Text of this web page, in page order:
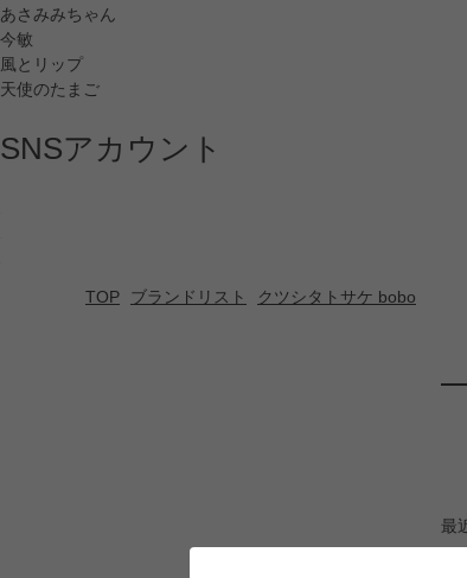
あさみみちゃん
今敏
風とリップ
天使のたまご
SNSアカウント
TOP ブランドリスト クツシタトサケ bobo
最